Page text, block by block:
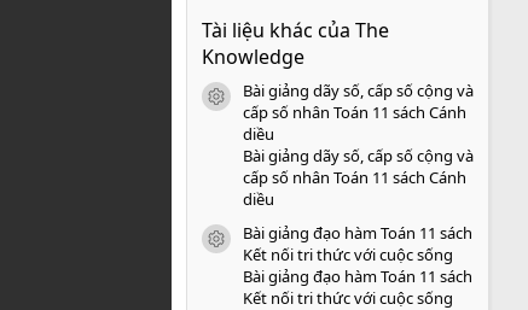
0
0
o
Tài liệu khác của The
Knowledge
icon tài liệu
Bài giảng dãy số, cấp số cộng và
cấp số nhân Toán 11 sách Cánh
diều
Bài giảng dãy số, cấp số cộng và
cấp số nhân Toán 11 sách Cánh
diều
icon tài liệu
Bài giảng đạo hàm Toán 11 sách
Kết nối tri thức với cuộc sống
Bài giảng đạo hàm Toán 11 sách
Kết nối tri thức với cuộc sống